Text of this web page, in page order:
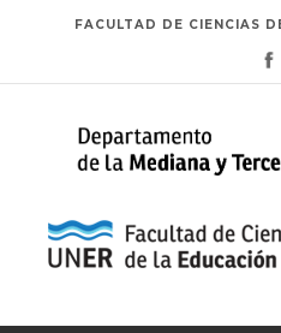
FACULTAD DE CIENCIAS